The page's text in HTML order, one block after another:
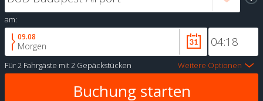
am:
09.08
Morgen
Für2 Fahrgäste mit2 Gepäckstücken Weitere Optionen